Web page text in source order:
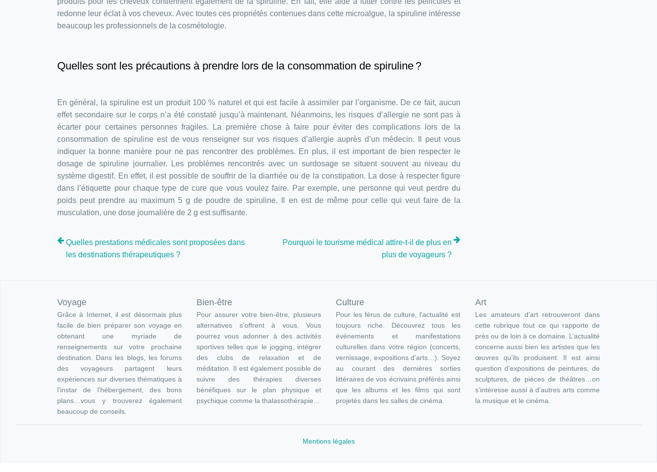
redonne leur éclat à vos cheveux. Avec toutes ces propriétés contenues dans cette microalgue, la spiruline intéresse
beaucoup les professionnels de la cosmétologie.
Quelles sont les précautions à prendre lors de la consommation de spiruline ?
En général, la spiruline est un produit 100 % naturel et qui est facile à assimiler par l’organisme. De ce fait, aucun
effet secondaire sur le corps n’a été constaté jusqu’à maintenant. Néanmoins, les risques d’allergie ne sont pas à
écarter pour certaines personnes fragiles. La première chose à faire pour éviter des complications lors de la
consommation de spiruline est de vous renseigner sur vos risques d’allergie auprès d’un médecin. Il peut vous
indiquer la bonne manière pour ne pas rencontrer des problèmes. En plus, il est important de bien respecter le
dosage de spiruline journalier. Les problèmes rencontrés avec un surdosage se situent souvent au niveau du
système digestif. En effet, il est possible de souffrir de la diarrhée ou de la constipation. La dose à respecter figure
dans l’étiquette pour chaque type de cure que vous voulez faire. Par exemple, une personne qui veut perdre du
poids peut prendre au maximum 5 g de poudre de spiruline. Il en est de même pour celle qui veut faire de la
musculation, une dose journalière de 2 g est suffisante.
Quelles prestations médicales sont proposées dans
les destinations thérapeutiques ?
Pourquoi le tourisme médical attire-t-il de plus en
plus de voyageurs ?
Voyage
Grâce à Internet, il est désormais plus
facile de bien préparer son voyage en
obtenant une myriade de
renseignements sur votre prochaine
destination. Dans les blogs, les forums
des voyageurs partagent leurs
expériences sur diverses thématiques à
l’instar de l’hébergement, des bons
plans…vous y trouverez également
beaucoup de conseils.
Bien-être
Pour assurer votre bien-être, plusieurs
alternatives s’offrent à vous. Vous
pourrez vous adonner à des activités
sportives telles que le jogging, intégrer
des clubs de relaxation et de
méditation. Il est également possible de
suivre des thérapies diverses
bénéfiques sur le plan physique et
psychique comme la thalassothérapie…
Culture
Pour les férus de culture, l’actualité est
toujours riche. Découvrez tous les
événements et manifestations
culturelles dans votre région (concerts,
vernissage, expositions d’arts…). Soyez
au courant des dernières sorties
littéraires de vos écrivains préférés ainsi
que les albums et les films qui sont
projetés dans les salles de cinéma.
Art
Les amateurs d’art retrouveront dans
cette rubrique tout ce qui rapporte de
près ou de loin à ce domaine. L’actualité
concerne aussi bien les artistes que les
œuvres qu’ils produisent. Il est ainsi
question d’expositions de peintures, de
sculptures, de pièces de théâtres…on
s’intéresse aussi à d’autres arts comme
la musique et le cinéma.
Mentions légales